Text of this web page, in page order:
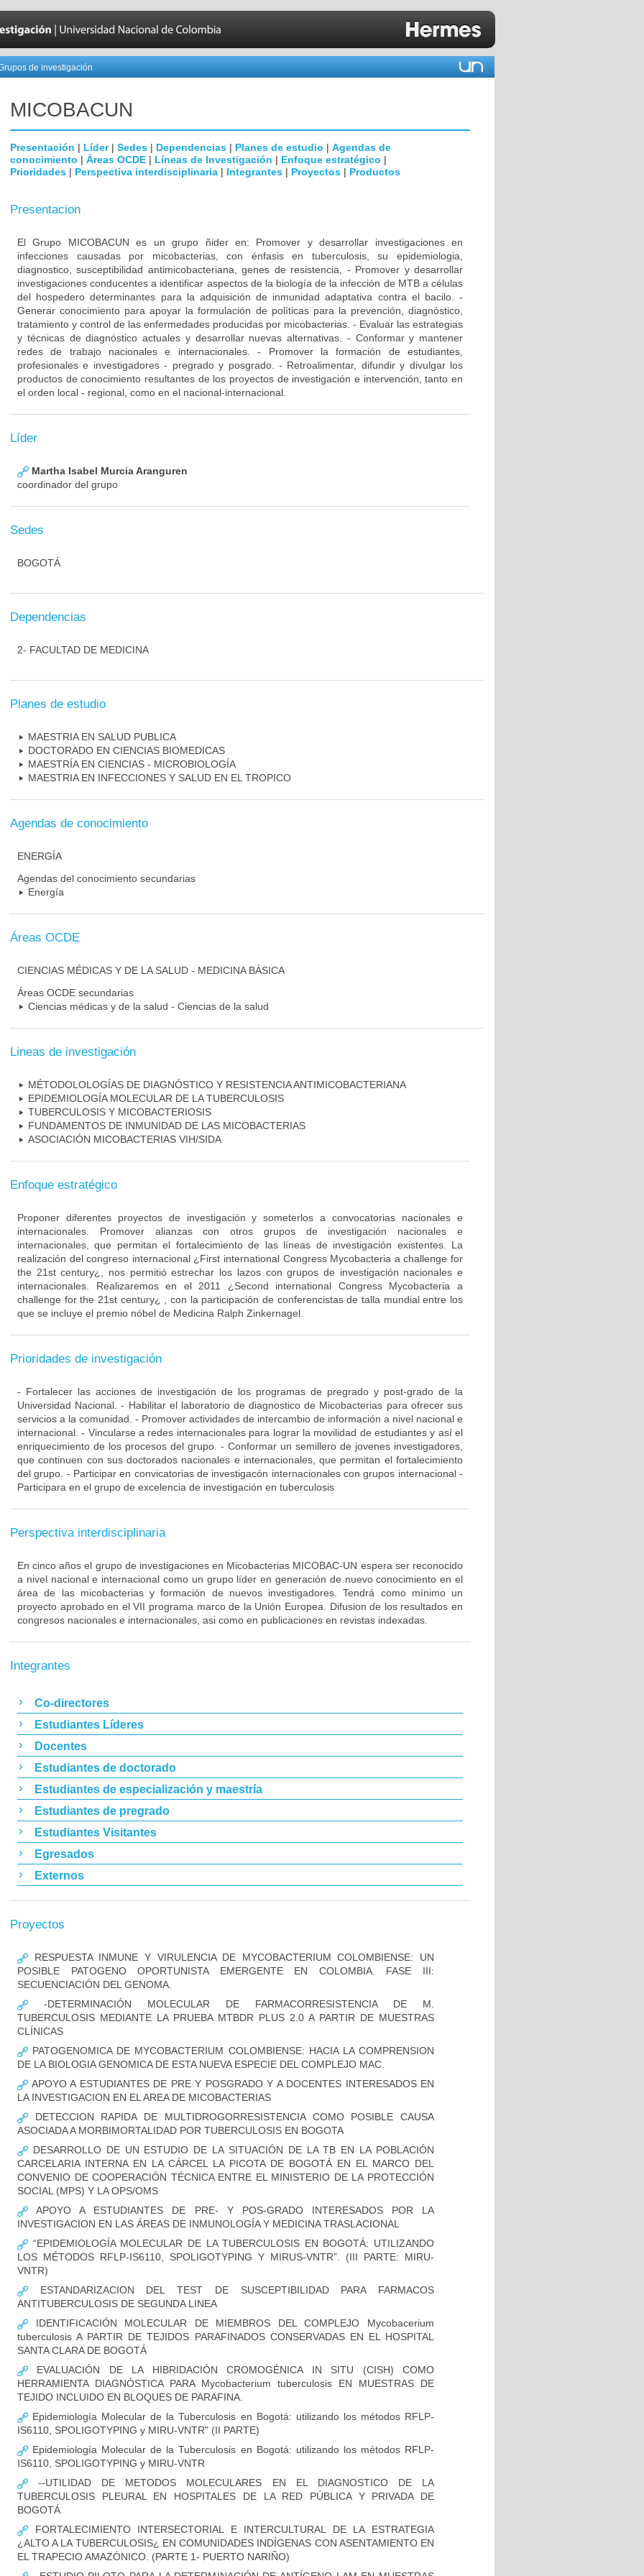
de investigación
MICOBAC­UN
Presentación | Líder| Sedes | Dependencias | Planes de estudio | Agendas de
conocimiento | Áreas OCDE | Líneas de Investigación | Enfoque estratégico |
Prioridades | Perspectiva interdisciplinaria | Integrantes | Proyectos | Productos
Presentacion
El Grupo MICOBACUN es un grupo ñider en: Promover y desarrollar investigaciones en
infecciones causadas por micobacterias, con énfasis en tuberculosis, su epidemiologia,
diagnostico, susceptibilidad antimicobacteriana, genes de resistencia, - Promover y desarrollar
investigaciones conducentes a identificar aspectos de la biología de la infección de MTB a células
del hospedero determinantes para la adquisición de inmunidad adaptativa contra el bacilo. -
Generar conocimiento para apoyar la formulación de políticas para la prevención, diagnóstico,
tratamiento y control de las enfermedades producidas por micobacterias. - Evaluar las estrategias
y técnicas de diagnóstico actuales y desarrollar nuevas alternativas. - Conformar y mantener
redes de trabajo nacionales e internacionales. - Promover la formación de estudiantes,
profesionales e investigadores - pregrado y posgrado. - Retroalimentar, difundir y divulgar los
productos de conocimiento resultantes de los proyectos de investigación e intervención, tanto en
el orden local - regional, como en el nacional-internacional.
Líder
Martha Isabel Murcia Aranguren
coordinador del grupo
Sedes
BOGOTÁ
Dependencias
2- FACULTAD DE MEDICINA
Planes de estudio
MAESTRIA EN SALUD PUBLICA
DOCTORADO EN CIENCIAS BIOMEDICAS
MAESTRÍA EN CIENCIAS - MICROBIOLOGÍA
MAESTRIA EN INFECCIONES Y SALUD EN EL TROPICO
Agendas de conocimiento
ENERGÍA
Agendas del conocimiento secundarias
Energía
Áreas OCDE
CIENCIAS MÉDICAS Y DE LA SALUD - MEDICINA BÁSICA
Áreas OCDE secundarias
Ciencias médicas y de la salud - Ciencias de la salud
Lineas de investigación
MÉTODOLOLOGÍAS DE DIAGNÓSTICO Y RESISTENCIA ANTIMICOBACTERIANA
EPIDEMIOLOGÍA MOLECULAR DE LA TUBERCULOSIS
TUBERCULOSIS Y MICOBACTERIOSIS
FUNDAMENTOS DE INMUNIDAD DE LAS MICOBACTERIAS
ASOCIACIÓN MICOBACTERIAS VIH/SIDA
Enfoque estratégico
Proponer diferentes proyectos de investigación y someterlos a convocatorias nacionales e
internacionales. Promover alianzas con otros grupos de investigación nacionales e
internacionales, que permitan el fortalecimiento de las líneas de investigación existentes. La
realización del congreso internacional ¿First international Congress Mycobacteria a challenge for
the 21st century¿, nos permitió estrechar los lazos con grupos de investigación nacionales e
internacionales. Realizaremos en el 2011 ¿Second international Congress Mycobacteria a
challenge for the 21st century¿ , con la participación de conferencistas de talla mundial entre los
que se incluye el premio nóbel de Medicina Ralph Zinkernagel.
Prioridades de investigación
- Fortalecer las acciones de investigación de los programas de pregrado y post-grado de la
Universidad Nacional. - Habilitar el laboratorio de diagnostico de Micobacterias para ofrecer sus
servicios a la comunidad. - Promover actividades de intercambio de información a nivel nacional e
internacional. - Vincularse a redes internacionales para lograr la movilidad de estudiantes y así el
enriquecimiento de los procesos del grupo. - Conformar un semillero de jovenes investigadores,
que continuen con sus doctorados nacionales e internacionales, que permitan el fortalecimiento
del grupo. - Participar en convicatorias de investigacón internacionales con grupos internacional -
Participara en el grupo de excelencia de investigación en tuberculosis
Perspectiva interdisciplinaria
En cinco años el grupo de investigaciones en Micobacterias MICOBAC-UN espera ser reconocido
a nivel nacional e internacional como un grupo líder en generación de nuevo conocimiento en el
área de las micobacterias y formación de nuevos investigadores. Tendrá como mínimo un
proyecto aprobado en el VII programa marco de la Unión Europea. Difusion de los resultados en
congresos nacionales e internacionales, asi como en publicaciones en revistas indexadas.
Integrantes
Co-directores
Estudiantes Líderes
Docentes
Estudiantes de doctorado
Estudiantes de especialización y maestría
Estudiantes de pregrado
Estudiantes Visitantes
Egresados
Externos
Proyectos
RESPUESTA INMUNE Y VIRULENCIA DE MYCOBACTERIUM COLOMBIENSE: UN
POSIBLE PATOGENO OPORTUNISTA EMERGENTE EN COLOMBIA. FASE III:
SECUENCIACIÓN DEL GENOMA.
-DETERMINACIÓN MOLECULAR DE FARMACORRESISTENCIA DE M.
TUBERCULOSIS MEDIANTE LA PRUEBA MTBDR PLUS 2.0 A PARTIR DE MUESTRAS
CLÍNICAS
PATOGENOMICA DE MYCOBACTERIUM COLOMBIENSE: HACIA LA COMPRENSION
DE LA BIOLOGIA GENOMICA DE ESTA NUEVA ESPECIE DEL COMPLEJO MAC.
APOYO A ESTUDIANTES DE PRE Y POSGRADO Y A DOCENTES INTERESADOS EN
LA INVESTIGACION EN EL AREA DE MICOBACTERIAS
DETECCION RAPIDA DE MULTIDROGORRESISTENCIA COMO POSIBLE CAUSA
ASOCIADA A MORBIMORTALIDAD POR TUBERCULOSIS EN BOGOTA
DESARROLLO DE UN ESTUDIO DE LA SITUACIÓN DE LA TB EN LA POBLACIÓN
CARCELARIA INTERNA EN LA CÁRCEL LA PICOTA DE BOGOTÁ EN EL MARCO DEL
CONVENIO DE COOPERACIÓN TÉCNICA ENTRE EL MINISTERIO DE LA PROTECCIÓN
SOCIAL (MPS) Y LA OPS/OMS
APOYO A ESTUDIANTES DE PRE- Y POS-GRADO INTERESADOS POR LA
INVESTIGACION EN LAS ÁREAS DE INMUNOLOGÍA Y MEDICINA TRASLACIONAL
“EPIDEMIOLOGÍA MOLECULAR DE LA TUBERCULOSIS EN BOGOTÁ: UTILIZANDO
LOS MÉTODOS RFLP-IS6110, SPOLIGOTYPING Y MIRUS-VNTR”. (III PARTE: MIRU-
VNTR)
ESTANDARIZACION DEL TEST DE SUSCEPTIBILIDAD PARA FARMACOS
ANTITUBERCULOSIS DE SEGUNDA LINEA
IDENTIFICACIÓN MOLECULAR DE MIEMBROS DEL COMPLEJO Mycobacerium
tuberculosis A PARTIR DE TEJIDOS PARAFINADOS CONSERVADAS EN EL HOSPITAL
SANTA CLARA DE BOGOTÁ
EVALUACIÓN DE LA HIBRIDACIÓN CROMOGÉNICA IN SITU (CISH) COMO
HERRAMIENTA DIAGNÓSTICA PARA Mycobacterium tuberculosis EN MUESTRAS DE
TEJIDO INCLUIDO EN BLOQUES DE PARAFINA.
Epidemiología Molecular de la Tuberculosis en Bogotá: utilizando los métodos RFLP-
IS6110, SPOLIGOTYPING y MIRU-VNTR" (II PARTE)
Epidemiología Molecular de la Tuberculosis en Bogotá: utilizando los métodos RFLP-
IS6110, SPOLIGOTYPING y MIRU-VNTR
--UTILIDAD DE METODOS MOLECULARES EN EL DIAGNOSTICO DE LA
TUBERCULOSIS PLEURAL EN HOSPITALES DE LA RED PÚBLICA Y PRIVADA DE
BOGOTÁ
FORTALECIMIENTO INTERSECTORIAL E INTERCULTURAL DE LA ESTRATEGIA
¿ALTO A LA TUBERCULOSIS¿ EN COMUNIDADES INDÍGENAS CON ASENTAMIENTO EN
EL TRAPECIO AMAZÓNICO. (PARTE 1- PUERTO NARIÑO)